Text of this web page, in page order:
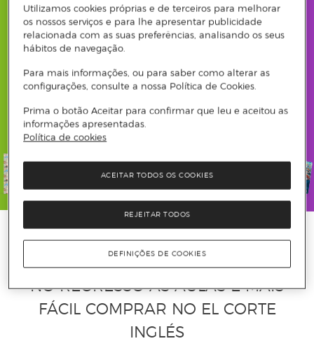
Lista de
Materiais
Ciclo
Lista de
Materiais
2º
Ciclo
Lista de
Materiais
Lista de
Materiais
Belas
Artes
NO REGRESSO ÀS AULAS É MAIS
FÁCIL COMPRAR NO EL CORTE
INGLÉS
Utilizamos cookies próprias e de terceiros para melhorar
os nossos serviços e para lhe apresentar publicidade
relacionada com as suas preferências, analisando os seus
hábitos de navegação.
Para mais informações, ou para saber como alterar as
configurações, consulte a nossa Política de Cookies.
Prima o botão Aceitar para confirmar que leu e aceitou as
informações apresentadas.
Política de cookies
REJEITAR TODOS
ACEITAR TODOS OS COOKIES
DEFINIÇÕES DE COOKIES